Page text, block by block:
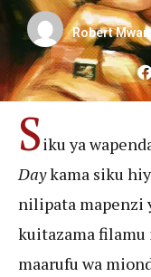
Robert
Siku ya
Daykama siku
nilipata mapenzi
kuitazama filamu
maarufu wa